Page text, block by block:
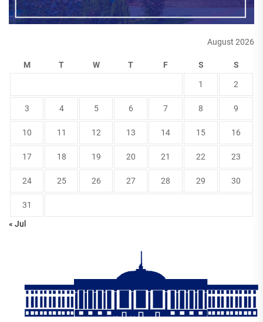
August 2026
M T W T F S S
1 2
3 4 5 6 7 8 9
10 11 12 13 14 15 16
17 18 19 20 21 22 23
24 25 26 27 28 29 30
31
« Jul